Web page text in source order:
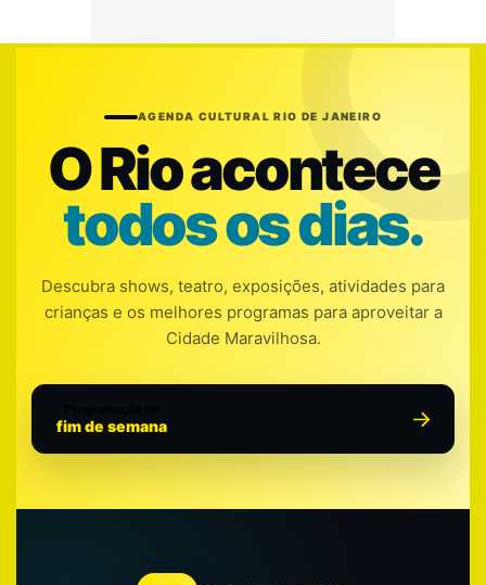
AGENDA CULTURAL RIO DE JANEIRO
O Rio acontece
todos os dias.
Descubra shows, teatro, exposições, atividades para
crianças e os melhores programas para aproveitar a
Cidade Maravilhosa.
fim de semana